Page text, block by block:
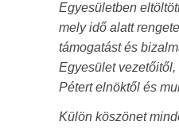
Egyesületben
mely idő alatt
támogatást és
Egyesület
Pétert elnöktől és
Külön köszönet